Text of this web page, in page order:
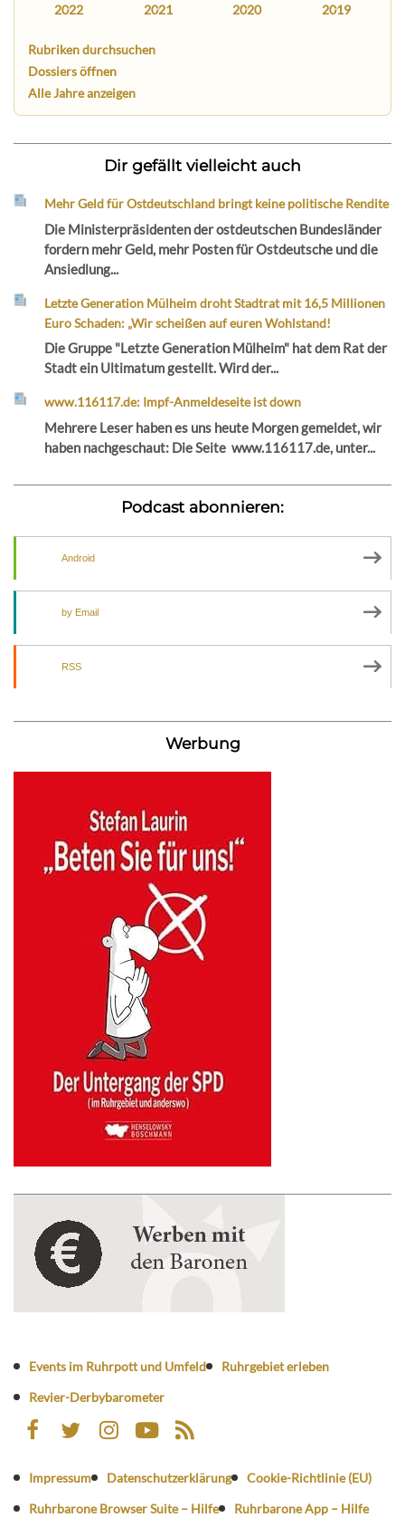
2022 2021 2020 2019
Rubriken durchsuchen
Dossiers öffnen
Alle Jahre anzeigen
Dir gefällt vielleicht auch
Mehr Geld für Ostdeutschland bringt keine politische Rendite
Die Ministerpräsidenten der ostdeutschen Bundesländer
fordern mehr Geld, mehr Posten für Ostdeutsche und die
Ansiedlung...
Letzte Generation Mülheim droht Stadtrat mit 16,5 Millionen
Euro Schaden: „Wir scheißen auf euren Wohlstand!
Die Gruppe "Letzte Generation Mülheim" hat dem Rat der
Stadt ein Ultimatum gestellt. Wird der...
www.116117.de: Impf-Anmeldeseite ist down
Mehrere Leser haben es uns heute Morgen gemeldet, wir
haben nachgeschaut: Die Seite www.116117.de, unter...
Podcast abonnieren:
Android
by Email
RSS
Werbung
Events im Ruhrpott und Umfeld
Ruhrgebiet erleben
Revier-Derbybarometer
Impressum Datenschutzerklärung
Cookie-Richtlinie (EU)
Ruhrbarone Browser Suite – Hilfe
Ruhrbarone App – Hilfe